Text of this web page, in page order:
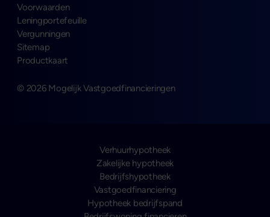
© 2026 Mogelijk Vastgoedfinancieringen
Voorwaarden
Leningportefeuille
Vergunningen
Sitemap
Productkaart
Verhuurhypotheek
Zakelijke hypotheek
Bedrijfshypotheek
Vastgoedfinanciering
Hypotheek bedrijfspand